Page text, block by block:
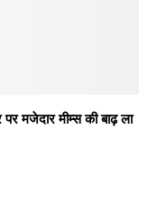
मजेदार मीम्स की बाढ़ ला